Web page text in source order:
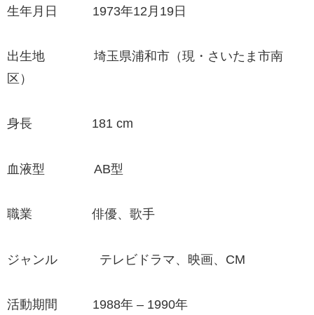
生年月日 1973年12月19日
出生地 埼玉県浦和市（現・さいたま市南
区）
身長 181 cm
血液型 AB型
職業 俳優、歌手
ジャンル テレビドラマ、映画、CM
活動期間 1988年 – 1990年